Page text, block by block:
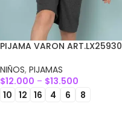
PIJAMA VARON ART.LX25930
NIÑOS, PIJAMAS
$12.000 – $13.500
10 12 16 4 6 8